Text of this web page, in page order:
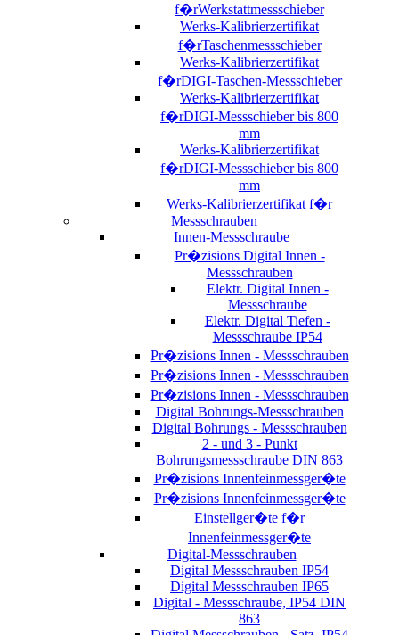
f�rWerkstattmessschieber
Werks-Kalibrierzertifikat
f�rTaschenmessschieber
Werks-Kalibrierzertifikat
f�rDIGI-Taschen-Messschieber
Werks-Kalibrierzertifikat
f�rDIGI-Messschieber bis 800
mm
Werks-Kalibrierzertifikat
f�rDIGI-Messschieber bis 800
mm
Werks-Kalibrierzertifikat f�r
Messschrauben
Innen-Messschraube
Pr�zisions Digital Innen -
Messschrauben
Elektr. Digital Innen -
Messschraube
Elektr. Digital Tiefen -
Messschraube IP54
Pr�zisions Innen - Messschrauben
Pr�zisions Innen - Messschrauben
Pr�zisions Innen - Messschrauben
Digital Bohrungs-Messschrauben
Digital Bohrungs - Messschrauben
2 - und 3 - Punkt
Bohrungsmessschraube DIN 863
Pr�zisions Innenfeinmessger�te
Pr�zisions Innenfeinmessger�te
Einstellger�te f�r
Innenfeinmessger�te
Digital-Messschrauben
Digital Messschrauben IP54
Digital Messschrauben IP65
Digital - Messschraube, IP54 DIN
863